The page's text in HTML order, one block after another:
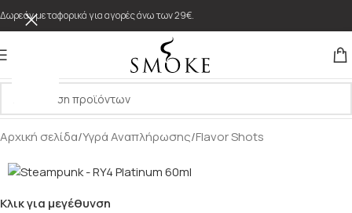
Δωρεάν μεταφορικά για αγορές άνω των 29€.
Αρχική σελίδα/Υγρά Αναπλήρωσης/Flavor Shots
Κλικ για μεγέθυνση